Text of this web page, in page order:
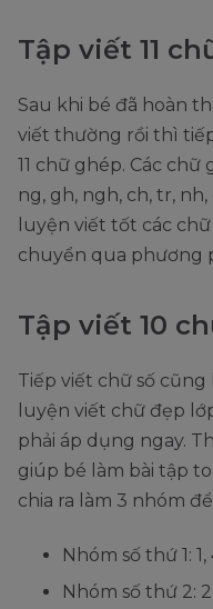
Tập viết 11
Sau khi bé đã hoàn
viết thường rồi thì
11 chữ ghép. Các
ng, gh, ngh, ch, tr,
luyện viết tốt các
chuyển qua phương
Tập viết 10
Tiếp viết chữ số
luyện viết chữ đẹp
phải áp dụng ngay.
giúp bé làm bài tập
chia ra làm 3 nhóm
Nhóm số thứ 1: 1,
Nhóm số thứ 2: